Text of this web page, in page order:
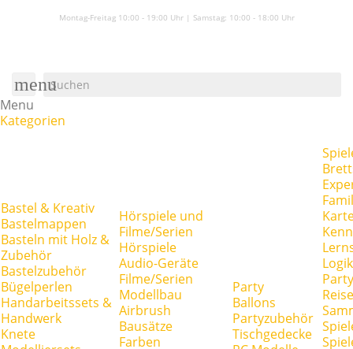
Montag-Freitag 10:00 - 19:00 Uhr | Samstag: 10:00 - 18:00 Uhr
menu
Menu
Kategorien
Bastel & Kreativ
Bastelmappen
Basteln mit Holz &
Zubehör
Bastelzubehör
Bügelperlen
Handarbeitssets &
Handwerk
Knete
Hörspiele und
Filme/Serien
Hörspiele
Audio-Geräte
Filme/Serien
Modellbau
Airbrush
Bausätze
Farben
Party
Ballons
Partyzubehör
Tischgedecke